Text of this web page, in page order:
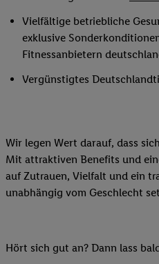
Vielfältige betriebliche
exklusive
Fitnessanbietern
Vergünstigtes
Wir legen Wert darauf, dass
Mit attraktiven Benefits und
auf Zutrauen, Vielfalt und ein
unabhängig vom Geschlecht
Hört sich gut an? Dann lass